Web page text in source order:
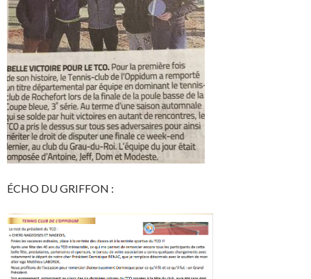
ÉCHO DU GRIFFON :